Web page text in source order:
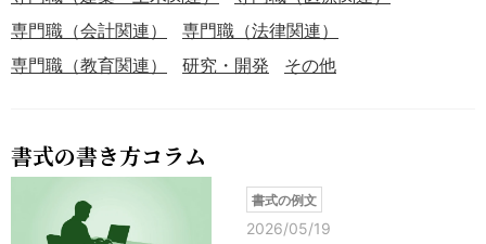
専門職（会計関連）
専門職（法律関連）
専門職（教育関連）
研究・開発 その他
書式の書き方コラム
書式の例文
2026/05/19